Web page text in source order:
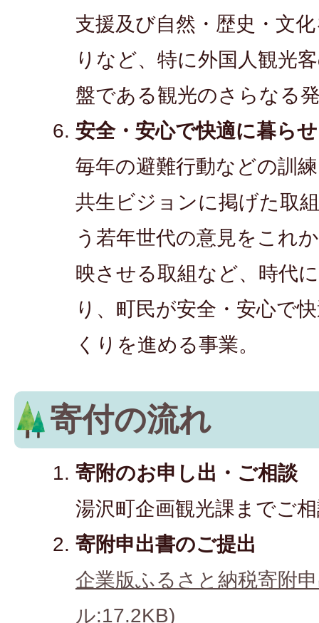
支援及び自然・歴史・文
りなど、特に外国人観光
盤である観光のさらなる
安全・安心で快適に暮ら
毎年の避難行動などの訓
共生ビジョンに掲げた取
う若年世代の意見をこれ
映させる取組など、時代
り、町民が安全・安心で
くりを進める事業。
寄付の流れ
寄附のお申し出・ご相談
湯沢町企画観光課までご
寄附申出書のご提出
企業版ふるさと納税寄附
ル:17.2KB)